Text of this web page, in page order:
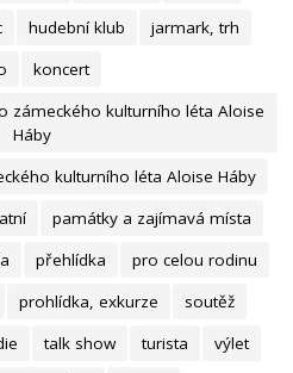
hudební klub
jarmark, trh
koncert
zámeckého kulturního léta Aloise
Háby
kulturního léta Aloise Háby
památky a zajímavá místa
přehlídka
pro celou rodinu
prohlídka, exkurze
soutěž
talk show turista
výlet